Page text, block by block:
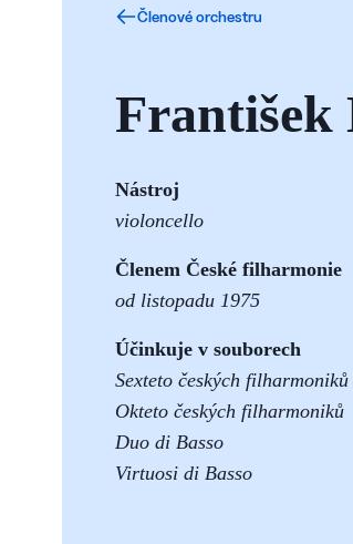
Členové orchestru
František
Nástroj
violoncello
Členem České filharmonie
od listopadu 1975
Účinkuje v souborech
Sexteto českých filharmoniků
Okteto českých filharmoniků
Duo di Basso
Virtuosi di Basso